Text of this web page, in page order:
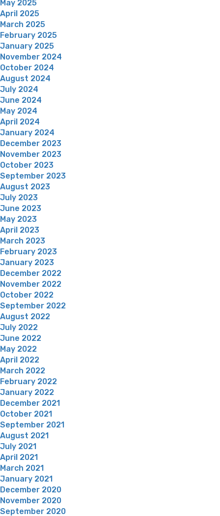
May 2025
April 2025
March 2025
February 2025
January 2025
November 2024
October 2024
August 2024
July 2024
June 2024
May 2024
April 2024
January 2024
December 2023
November 2023
October 2023
September 2023
August 2023
July 2023
June 2023
May 2023
April 2023
March 2023
February 2023
January 2023
December 2022
November 2022
October 2022
September 2022
August 2022
July 2022
June 2022
May 2022
April 2022
March 2022
February 2022
January 2022
December 2021
October 2021
September 2021
August 2021
July 2021
April 2021
March 2021
January 2021
December 2020
November 2020
September 2020